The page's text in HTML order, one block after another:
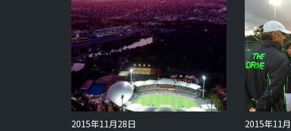
2015年11月28日 2015年11